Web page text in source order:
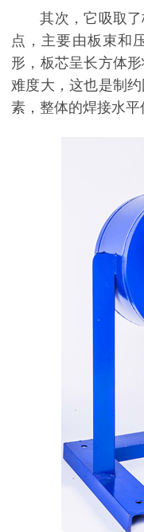
其次，它吸取
点，主要由板束和
形，板芯呈长方体
难度大，这也是制
素，整体的焊接水平